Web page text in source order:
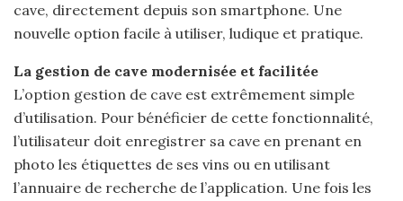
cave, directement depuis son smartphone. Une
nouvelle option facile à utiliser, ludique et pratique.
La gestion de cave modernisée et facilitée
L’option gestion de cave est extrêmement simple
d’utilisation. Pour bénéficier de cette fonctionnalité,
l’utilisateur doit enregistrer sa cave en prenant en
photo les étiquettes de ses vins ou en utilisant
l’annuaire de recherche de l’application. Une fois les